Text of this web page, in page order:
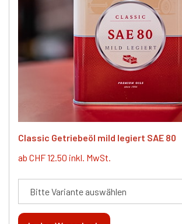
Classic Getriebeöl mild legiert SAE 80
ab CHF 12.50 inkl. MwSt.